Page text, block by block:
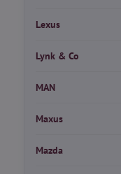
Lexus
Lynk & Co
MAN
Maxus
Mazda